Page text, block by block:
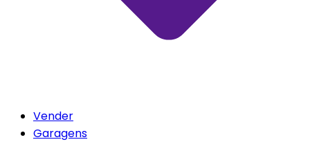
Vender
Garagens